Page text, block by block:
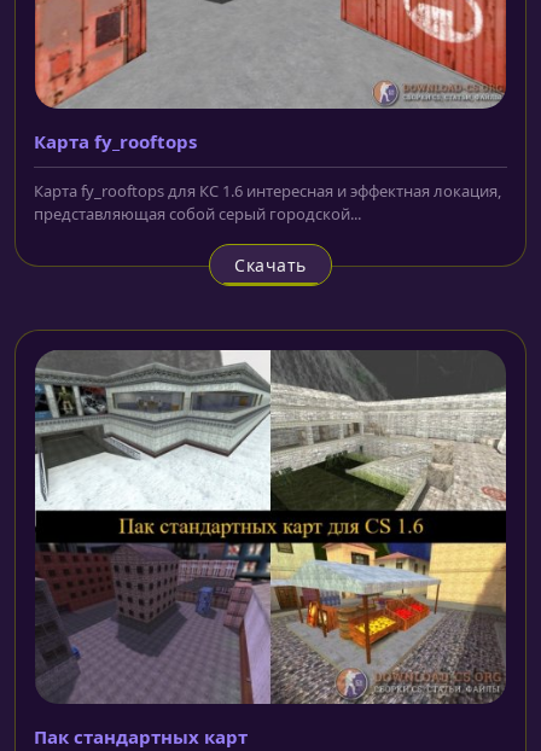
Карта fy_rooftops
Карта fy_rooftops для КС 1.6 интересная и эффектная локация,
представляющая собой серый городской...
Скачать
Пак стандартных карт